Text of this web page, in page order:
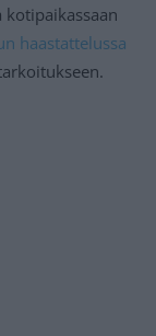
kotipaikassaan
haastattelussa